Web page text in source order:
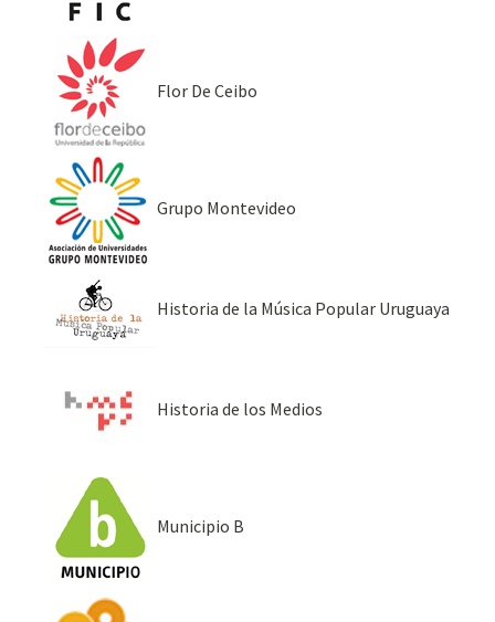
Flor De Ceibo
Grupo Montevideo
Historia de la Música Popular Uruguaya
Historia de los Medios
Municipio B